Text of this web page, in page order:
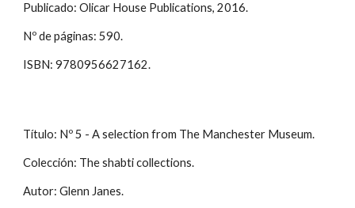
Publicado: Olicar House Publications, 2016.
Nº de páginas: 590.
ISBN: 9780956627162.
Título: Nº 5 - A selection from The Manchester Museum.
Colección: The shabti collections.
Autor: Glenn Janes.